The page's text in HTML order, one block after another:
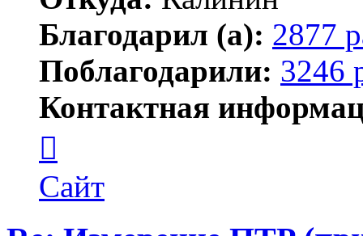
Благодарил (а): 2877
Поблагодарили: 3246
Контактная
пользователя
Maks42
Сайт